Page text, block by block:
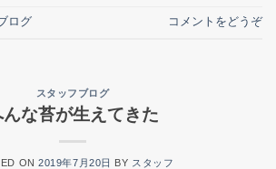
ログ コメントをどうぞ
スタッフブログ
んな苔が生えてきた
ON2019年7月20日 BY スタッフ